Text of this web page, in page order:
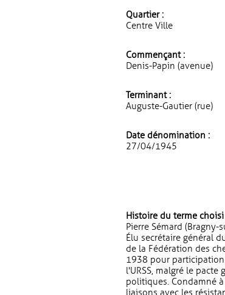
Quartier :
Centre Ville
Commençant :
Denis-Papin (avenue)
Terminant :
Auguste-Gautier (rue)
Date dénomination :
27/04/1945
Histoire du terme choisi
Pierre Sémard (Bragny-
Élu secrétaire général
de la Fédération des
1938 pour
l'URSS, malgré le
politiques. Condamné
liaisons avec les